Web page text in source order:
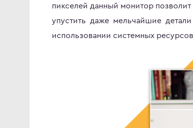
пикселей данный монитор
упустить даже мельчайшие
использовании системных